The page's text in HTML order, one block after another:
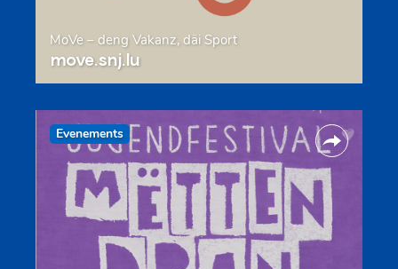
MoVe – deng Vakanz, däi Sport
move.snj.lu
Evenements